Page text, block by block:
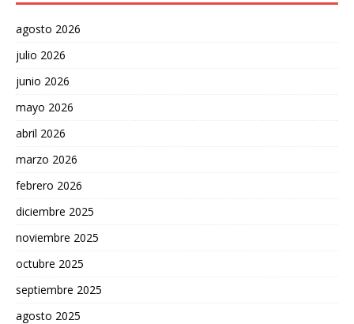
agosto 2026
julio 2026
junio 2026
mayo 2026
abril 2026
marzo 2026
febrero 2026
diciembre 2025
noviembre 2025
octubre 2025
septiembre 2025
agosto 2025